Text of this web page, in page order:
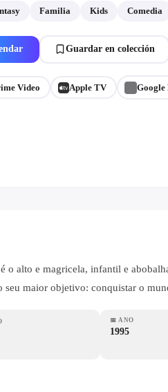
Familia Kids Comedia
Guardar en colección
Video Apple TV Google
o alto e magricela, infantil e
seu maior objetivo: conquistar o
📅 ANO
1995